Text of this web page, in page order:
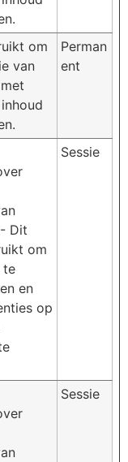
om
van
Perman
ent
Dit
om
te
en
op
Sessie
Sessie